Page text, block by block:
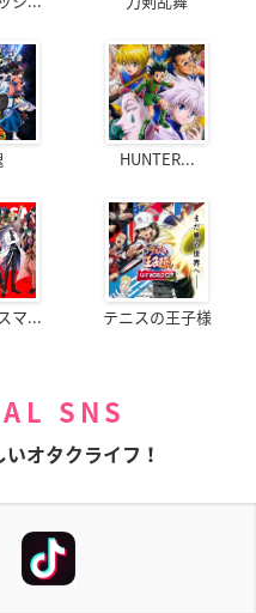
HUNTER...
マ... テニスの王子様
SNS
オタクライフ！